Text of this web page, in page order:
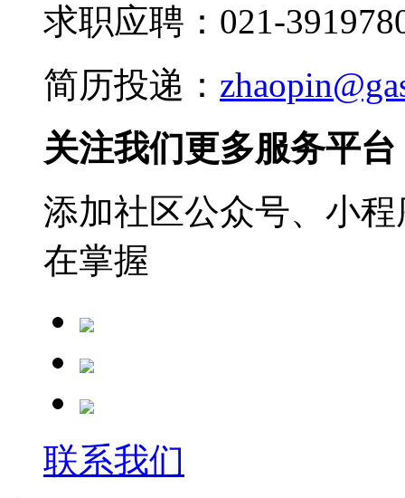
求职应聘：021-
简历投递：
关注我们更多服务平台
添加社区公众号、小
在掌握
联系我们